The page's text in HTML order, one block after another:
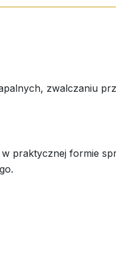
zwalczaniu
w praktycznej formie